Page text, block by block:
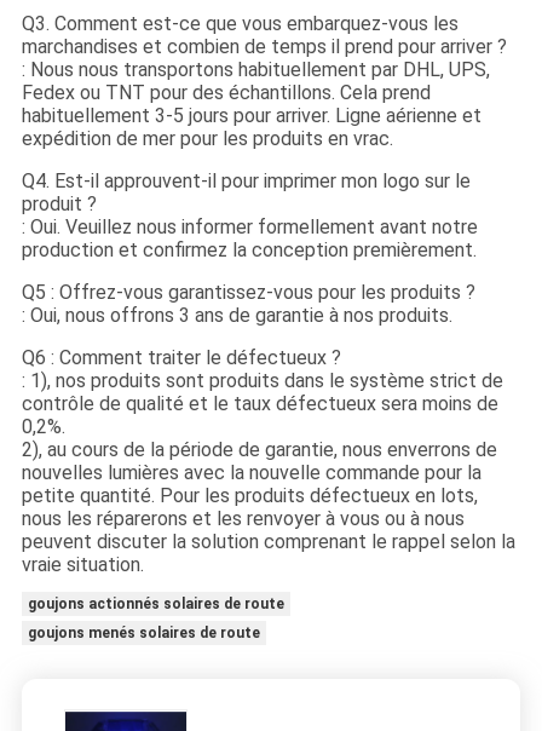
Q3. Comment est-ce que vous embarquez-vous les
marchandises et combien de temps il prend pour arriver ?
: Nous nous transportons habituellement par DHL, UPS,
Fedex ou TNT pour des échantillons. Cela prend
habituellement 3-5 jours pour arriver. Ligne aérienne et
expédition de mer pour les produits en vrac.
Q4. Est-il approuvent-il pour imprimer mon logo sur le
produit ?
: Oui. Veuillez nous informer formellement avant notre
production et confirmez la conception premièrement.
Q5 : Offrez-vous garantissez-vous pour les produits ?
: Oui, nous offrons 3 ans de garantie à nos produits.
Q6 : Comment traiter le défectueux ?
: 1), nos produits sont produits dans le système strict de
contrôle de qualité et le taux défectueux sera moins de
0,2%.
2), au cours de la période de garantie, nous enverrons de
nouvelles lumières avec la nouvelle commande pour la
petite quantité. Pour les produits défectueux en lots,
nous les réparerons et les renvoyer à vous ou à nous
peuvent discuter la solution comprenant le rappel selon la
vraie situation.
goujons actionnés solaires de route
goujons menés solaires de route